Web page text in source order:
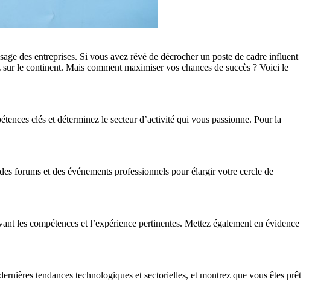
des entreprises. Si vous avez rêvé de décrocher un poste de cadre influent
le continent. Mais comment maximiser vos chances de succès ? Voici le
clés et déterminez le secteur d’activité qui vous passionne. Pour la
forums et des événements professionnels pour élargir votre cercle de
les compétences et l’expérience pertinentes. Mettez également en évidence
tendances technologiques et sectorielles, et montrez que vous êtes prêt